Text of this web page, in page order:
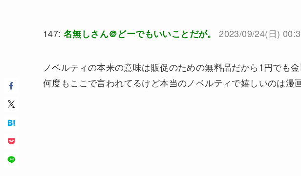
147: 名無しさん＠どーでもいいことだが。 2023/09/24(日)
ノベルティの本来の意味は販促のための無料品だから1円でも
何度もここで言われてるけど本当のノベルティで嬉しいのは漫